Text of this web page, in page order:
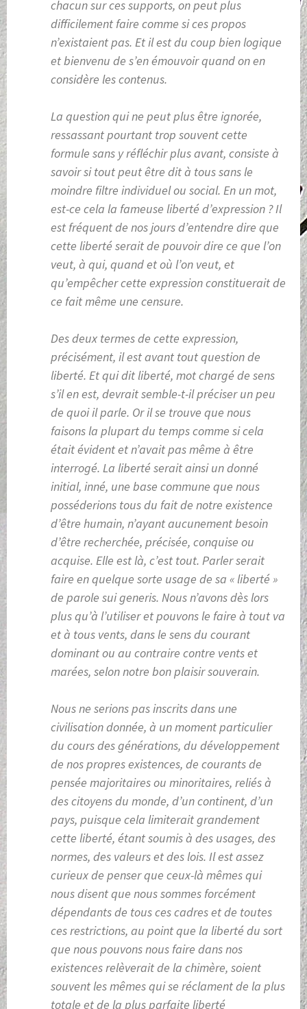
chacun sur ces supports, on peut plus
difficilement faire comme si ces propos
n’existaient pas. Et il est du coup bien logique
et bienvenu de s’en émouvoir quand on en
considère les contenus.
La question qui ne peut plus être ignorée,
ressassant pourtant trop souvent cette
formule sans y réfléchir plus avant, consiste à
savoir si tout peut être dit à tous sans le
moindre filtre individuel ou social. En un mot,
est-ce cela la fameuse liberté d’expression ? Il
est fréquent de nos jours d’entendre dire que
cette liberté serait de pouvoir dire ce que l’on
veut, à qui, quand et où l’on veut, et
qu’empêcher cette expression constituerait de
ce fait même une censure.
Des deux termes de cette expression,
précisément, il est avant tout question de
liberté. Et qui dit liberté, mot chargé de sens
s’il en est, devrait semble-t-il préciser un peu
de quoi il parle. Or il se trouve que nous
faisons la plupart du temps comme si cela
était évident et n’avait pas même à être
interrogé. La liberté serait ainsi un donné
initial, inné, une base commune que nous
posséderions tous du fait de notre existence
d’être humain, n’ayant aucunement besoin
d’être recherchée, précisée, conquise ou
acquise. Elle est là, c’est tout. Parler serait
faire en quelque sorte usage de sa « liberté »
de parole sui generis. Nous n’avons dès lors
plus qu’à l’utiliser et pouvons le faire à tout va
et à tous vents, dans le sens du courant
dominant ou au contraire contre vents et
marées, selon notre bon plaisir souverain.
Nous ne serions pas inscrits dans une
civilisation donnée, à un moment particulier
du cours des générations, du développement
de nos propres existences, de courants de
pensée majoritaires ou minoritaires, reliés à
des citoyens du monde, d’un continent, d’un
pays, puisque cela limiterait grandement
cette liberté, étant soumis à des usages, des
normes, des valeurs et des lois. Il est assez
curieux de penser que ceux-là mêmes qui
nous disent que nous sommes forcément
dépendants de tous ces cadres et de toutes
ces restrictions, au point que la liberté du sort
que nous pouvons nous faire dans nos
existences relèverait de la chimère, soient
souvent les mêmes qui se réclament de la plus
totale et de la plus parfaite liberté